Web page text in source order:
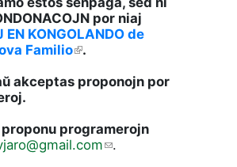
por niaj
EN KONGOLANDO de
Familio(link is external)
.
akceptas proponojn por
programerojn
(link sends
.